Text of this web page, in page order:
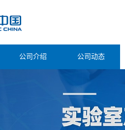
公司介绍 公司动态